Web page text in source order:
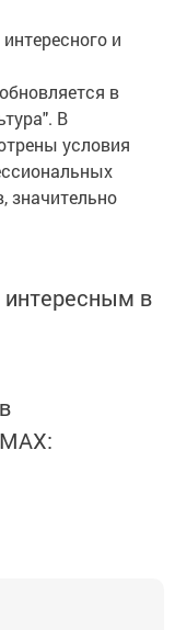
и
в
В
условия
значительно
в